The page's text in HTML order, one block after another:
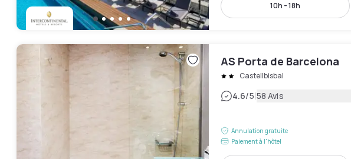
10h - 18h
AS Porta de Barcelona
Castellbisbal
4.6/5|58 Avis
Annulation gratuite
Paiement à l'hôtel